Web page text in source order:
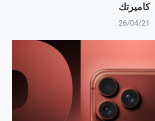
كاميرتك
26/04/21